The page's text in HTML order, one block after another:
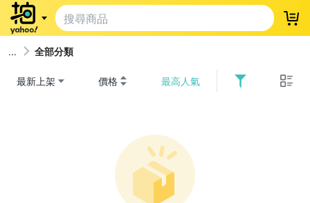
登
全部分類
最新上架 價格 最高人氣